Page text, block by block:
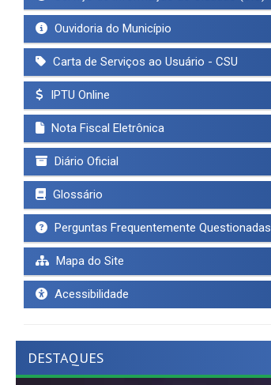
Ouvidoria do Município
Carta de Serviços ao Usuário - CSU
IPTU Online
Nota Fiscal Eletrônica
Diário Oficial
Glossário
Perguntas Frequentemente Questionadas
Mapa do Site
Acessibilidade
DESTAQUES